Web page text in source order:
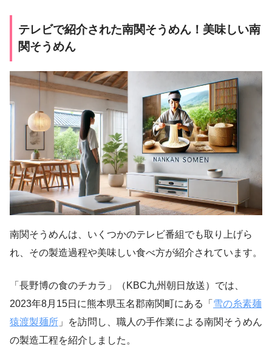
テレビで紹介された南関そうめん！美味しい南
関そうめん
南関そうめんは、いくつかのテレビ番組でも取り上げら
れ、その製造過程や美味しい食べ方が紹介されています。
「長野博の食のチカラ」（KBC九州朝日放送）では、
2023年8月15日に熊本県玉名郡南関町にある「 雪の糸素麺
猿渡製麺所 」を訪問し、職人の手作業による南関そうめん
の製造工程を紹介しました。